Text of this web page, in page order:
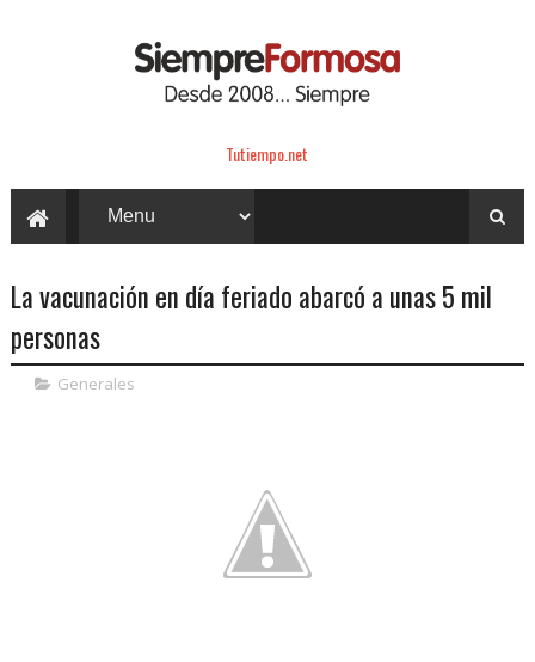
Tutiempo.net
La vacunación en día feriado abarcó a unas 5 mil
personas
Generales